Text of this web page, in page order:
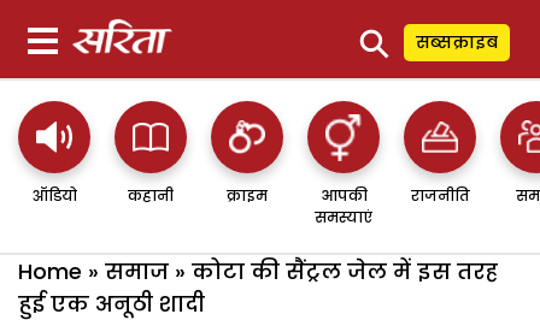
⚲ सब्सक्राइब
ऑडियो कहानी क्राइम
आपकी
समस्याएं
राजनीति
Home » समाज » कोटा की सैंट्रल जेल में इस तरह
हुई एक अनूठी शादी